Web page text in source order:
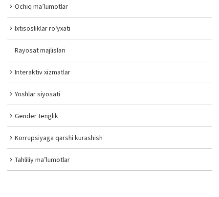
Ochiq ma’lumotlar
Ixtisosliklar ro‘yxati
Rayosat majlislari
Interaktiv xizmatlar
Yoshlar siyosati
Gender tenglik
Korrupsiyaga qarshi kurashish
Tahliliy ma’lumotlar